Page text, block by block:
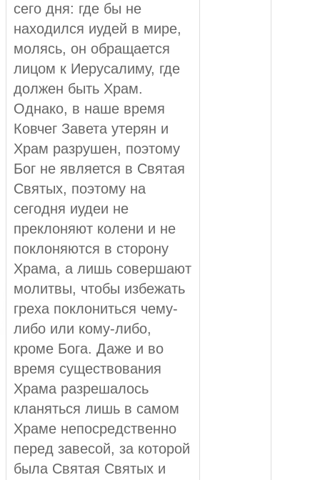
сего дня: где бы не
находился иудей в мире,
молясь, он обращается
лицом к Иерусалиму, где
должен быть Храм.
Однако, в наше время
Ковчег Завета утерян и
Храм разрушен, поэтому
Бог не является в Святая
Святых, поэтому на
сегодня иудеи не
преклоняют колени и не
поклоняются в сторону
Храма, а лишь совершают
молитвы, чтобы избежать
греха поклониться чему-
либо или кому-либо,
кроме Бога. Даже и во
время существования
Храма разрешалось
кланяться лишь в самом
Храме непосредственно
перед завесой, за которой
была Святая Святых и